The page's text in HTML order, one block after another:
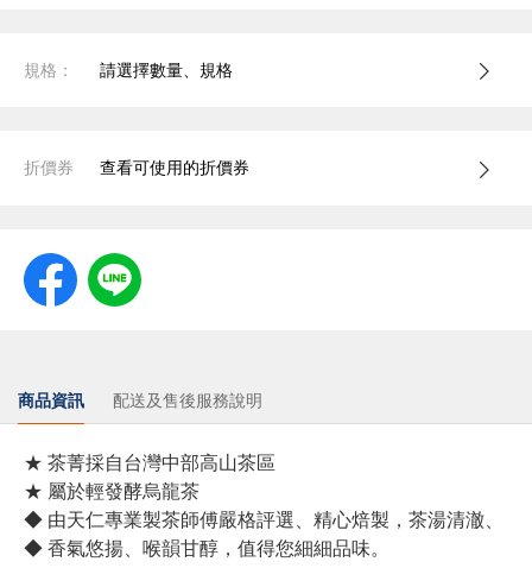
規格： 請選擇數量、規格
折價券 查看可使用的折價券
商品資訊 配送及售後服務說明
★ 茶菁採自台灣中部高山茶區
★ 屬於輕發酵烏龍茶
◆ 由天仁專業製茶師傅嚴格評選、精心焙製，茶湯清澈、
◆ 香氣悠揚、喉韻甘醇，值得您細細品味。